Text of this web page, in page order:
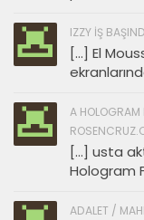
IZZY İŞ
[…] El
A HOLOGRAM
[…] usta
Hologram
ADALET /